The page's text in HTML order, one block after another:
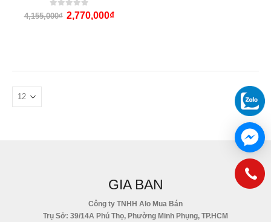
0out of 5
4,155,000₫ 2,770,000₫
GIA BAN
Công ty TNHH Alo Mua Bán
Trụ Sở: 39/14A Phú Thọ, Phường Minh Phụng, TP.HCM